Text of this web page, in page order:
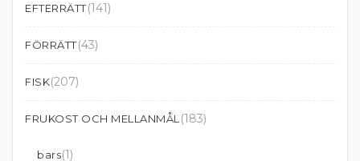
EFTERRÄTT(141)
FÖRRÄTT(43)
FISK(207)
FRUKOST OCH MELLANMÅL (183)
bars(1)